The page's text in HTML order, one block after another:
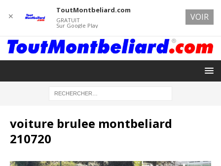
voiture brulee montbeliard
210720
✕
ToutMontbeliard.com
GRATUIT
Sur Google Play
VOIR